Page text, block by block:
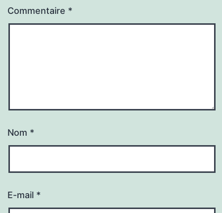
Commentaire *
Nom *
E-mail *